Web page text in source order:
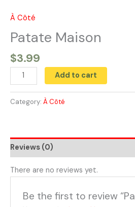
À Côté
Patate Maison
$3.99
Patate
Maison
quantity
Add to cart
Category: À Côté
Reviews (0)
There are no reviews yet.
Be the first to review